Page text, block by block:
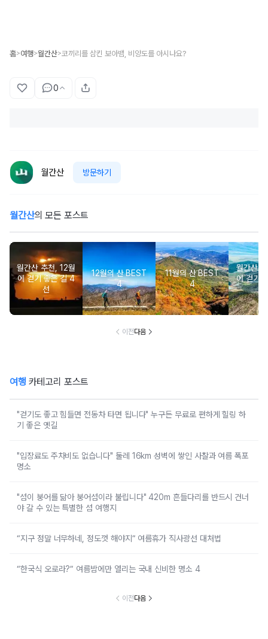
홈>여행>월간산>코끼리를 삼킨 보아뱀, 비양도를 아시나요?
0
월간산 방문하기
월간산의 모든 포스트
월간산 추천, 12월
에 걷기 좋은 길 4
선
12월의 산 BEST
4
11월의 산 BEST
4
월간산
에 걷기
이전다음
여행 카테고리 포스트
"걷기도 좋고 힘들면 전동차 타면 됩니다" 누구든 무료로 편하게 힐링 하
기 좋은 옛길
"입장료도 주차비도 없습니다" 둘레 16km 성벽에 쌓인 사찰과 여름 폭포
명소
"섬이 붕어를 닮아 붕어섬이라 불립니다" 420m 흔들다리를 반드시 건너
야 갈 수 있는 특별한 섬 여행지
“지구 정말 너무하네, 정도껏 해야지” 여름휴가 직사광선 대처법
“한국식 오로라?” 여름밤에만 열리는 국내 신비한 명소 4
이전다음